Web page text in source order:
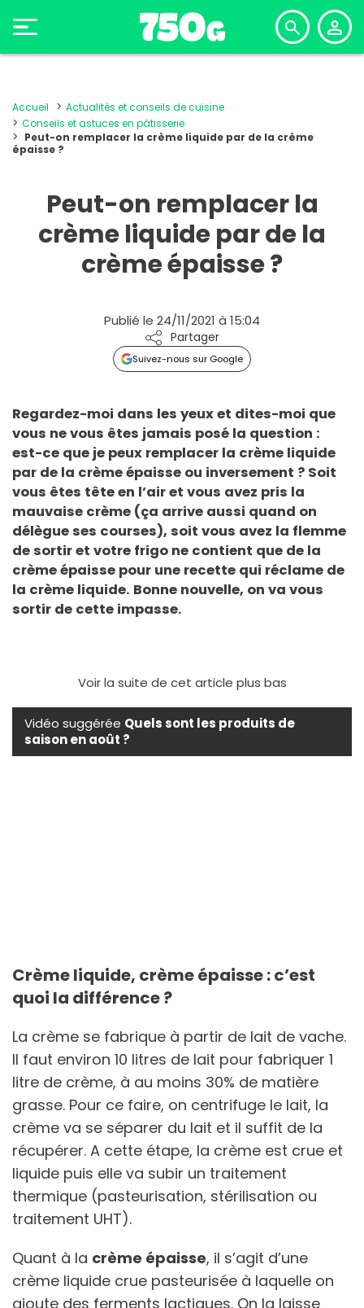
Accueil
Actualités et conseils de cuisine
Conseils et astuces en pâtisserie
Peut-on remplacer la crème liquide par de la crème
épaisse ?
Peut-on remplacer la
crème liquide par de la
crème épaisse ?
Publié le 24/11/2021 à 15:04
Partager
Suivez-nous sur Google
Regardez-moi dans les yeux et dites-moi que
vous ne vous êtes jamais posé la question :
est-ce que je peux remplacer la crème liquide
par de la crème épaisse ou inversement ? Soit
vous êtes tête en l’air et vous avez pris la
mauvaise crème (ça arrive aussi quand on
délègue ses courses), soit vous avez la flemme
de sortir et votre frigo ne contient que de la
crème épaisse pour une recette qui réclame de
la crème liquide. Bonne nouvelle, on va vous
sortir de cette impasse.
Voir la suite de cet article plus bas
Vidéo suggérée Quels sont les produits de
saison en août ?
Crème liquide, crème épaisse : c’est
quoi la différence ?
La crème se fabrique à partir de lait de vache.
Il faut environ 10 litres de lait pour fabriquer 1
litre de crème, à au moins 30% de matière
grasse. Pour ce faire, on centrifuge le lait, la
crème va se séparer du lait et il suffit de la
récupérer. A cette étape, la crème est crue et
liquide puis elle va subir un traitement
thermique (pasteurisation, stérilisation ou
traitement UHT).
Quant à la crème épaisse, il s’agit d’une
crème liquide crue pasteurisée à laquelle on
ajoute des ferments lactiques. On la laisse